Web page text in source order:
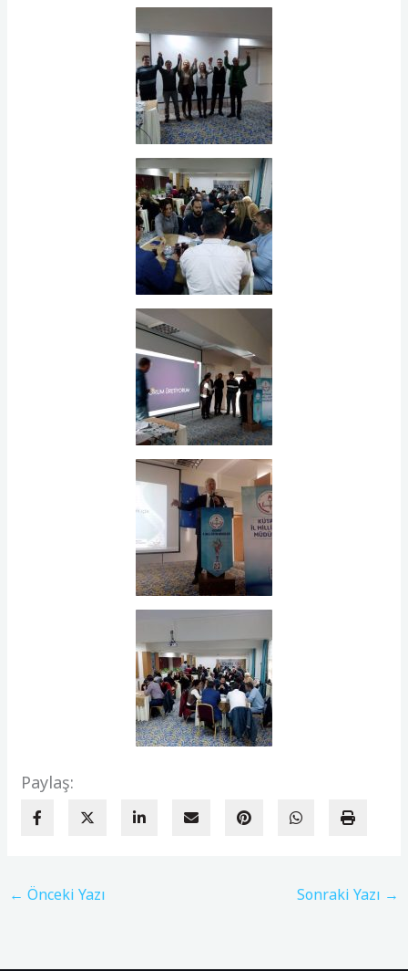
Paylaş:
← Önceki Yazı Sonraki Yazı →